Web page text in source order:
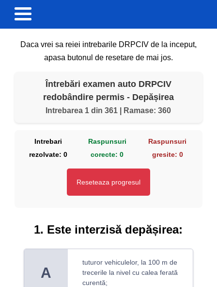
Daca vrei sa reiei intrebarile DRPCIV de la inceput,
apasa butonul de resetare de mai jos.
Întrebări examen auto DRPCIV
redobândire permis - Depășirea
Intrebarea 1 din 361 | Ramase: 360
Intrebari
rezolvate: 0
Raspunsuri
corecte:0
Raspunsuri
gresite: 0
Reseteaza progresul
1. Este interzisă depășirea:
A
tuturor vehiculelor, la 100 m de
trecerile la nivel cu calea ferată
curentă;